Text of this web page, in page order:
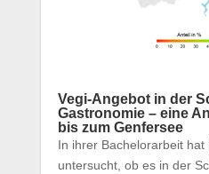
Vegi-Angebot in der
Gastronomie – eine
bis zum Genfersee
In ihrer Bachelorarbeit hat
untersucht, ob es in der